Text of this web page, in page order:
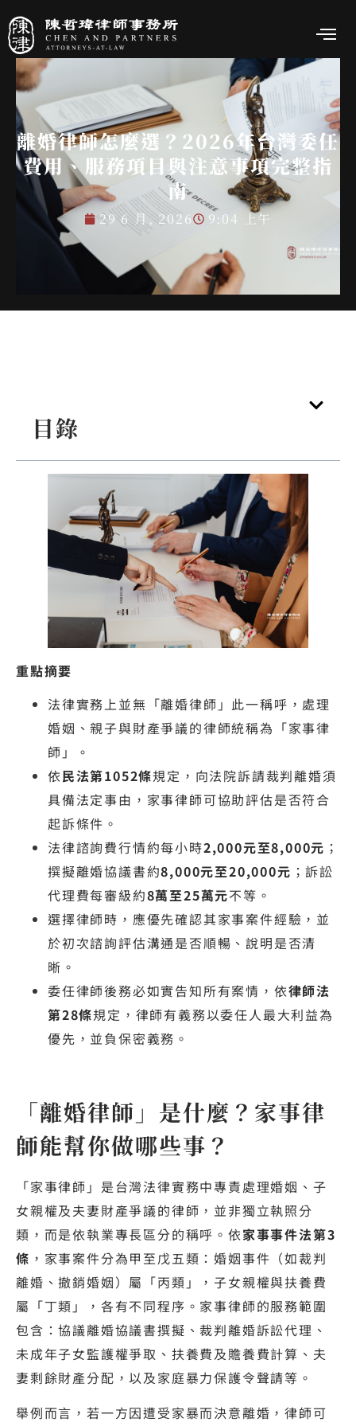
離婚律師怎麼選？2026年台灣委任
費用、服務項目與注意事項完整指
南
29 6 月, 2026 9:04 上午
目錄
重點摘要
法律實務上並無「離婚律師」此一稱呼，處理
婚姻、親子與財產爭議的律師統稱為「家事律
師」。
依民法第1052條規定，向法院訴請裁判離婚須
具備法定事由，家事律師可協助評估是否符合
起訴條件。
法律諮詢費行情約每小時2,000元至8,000元 ；
撰擬離婚協議書約8,000元至20,000元 ；訴訟
代理費每審級約8萬至25萬元不等。
選擇律師時，應優先確認其家事案件經驗，並
於初次諮詢評估溝通是否順暢、說明是否清
晰。
委任律師後務必如實告知所有案情，依律師法
第28條規定，律師有義務以委任人最大利益為
優先，並負保密義務。
「離婚律師」是什麼？家事律
師能幫你做哪些事？
「家事律師」是台灣法律實務中專責處理婚姻、子
女親權及夫妻財產爭議的律師，並非獨立執照分
類，而是依執業專長區分的稱呼。依家事事件法第3
條 ，家事案件分為甲至戊五類：婚姻事件（如裁判
離婚、撤銷婚姻）屬「丙類」，子女親權與扶養費
屬「丁類」，各有不同程序。家事律師的服務範圍
包含：協議離婚協議書撰擬、裁判離婚訴訟代理、
未成年子女監護權爭取、扶養費及贍養費計算、夫
妻剩餘財產分配，以及家庭暴力保護令聲請等。
舉例而言，若一方因遭受家暴而決意離婚，律師可